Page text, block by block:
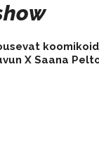
X Saana